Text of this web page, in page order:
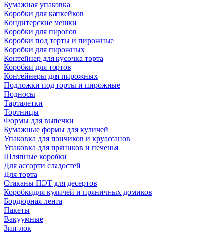
Бумажная упаковка
Коробки для капкейков
Кондитерские мешки
Коробки для пирогов
Коробки под торты и пирожные
Коробки для пирожных
Контейнер для кусочка торта
Коробки для тортов
Контейнеры для пирожных
Подложки под торты и пирожные
Подносы
Тарталетки
Тортницы
Формы для выпечки
Бумажные формы для куличей
Упаковка для пончиков и круассанов
Упаковка для пряников и печенья
Шляпные коробки
Для ассорти сладостей
Для торта
Стаканы ПЭТ для десертов
Коробкидля куличей и пряничных домиков
Бордюрная лента
Пакеты
Вакуумные
Зип-лок